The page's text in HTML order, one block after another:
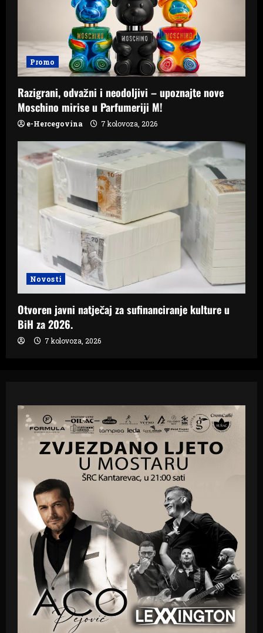
Promo
Razigrani, odvažni i neodoljivi – upoznajte nove
Moschino mirise u Parfumeriji M!
e-Hercegovina 7 kolovoza, 2026
Novosti
Otvoren javni natječaj za sufinanciranje kulture u
BiH za 2026.
7 kolovoza, 2026